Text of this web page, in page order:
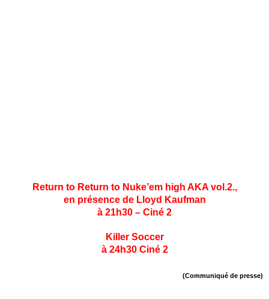
Return to Return to Nuke’em high AKA vol.2.,
en présence de Lloyd Kaufman
à 21h30 – Ciné 2
Killer Soccer
à 24h30 Ciné 2
(Communiqué de presse)